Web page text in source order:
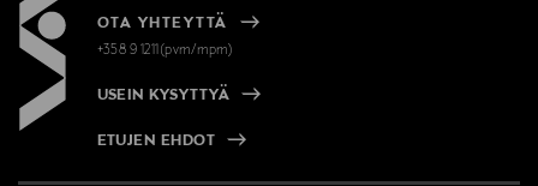
OTA YHTEYTTÄ
+358 9 1211(pvm/mpm)
USEIN KYSYTTYÄ
ETUJEN EHDOT